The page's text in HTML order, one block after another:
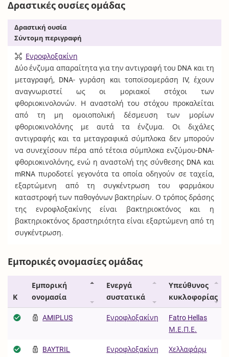
Δραστικές ουσίες ομάδας
Δραστική ουσία
Σύντομη περιγραφή
Ενροφλοξακίνη
Δύο ένζυμα απαραίτητα για την αντιγραφή του DNA και τη
μεταγραφή, DNA- γυράση και τοποϊσομεράση IV, έχουν
αναγνωριστεί ως οι μοριακοί στόχοι των
φθοριοκινολονών. Η αναστολή του στόχου προκαλείται
από τη μη ομοιοπολική δέσμευση των μορίων
φθοριοκινολόνης με αυτά τα ένζυμα. Οι διχάλες
αντιγραφής και τα μεταγραφικά σύμπλοκα δεν μπορούν
να συνεχίσουν πέρα από τέτοια σύμπλοκα ενζύμου-DNA-
φθοριοκινολόνης, ενώ η αναστολή της σύνθεσης DNA και
mRNA πυροδοτεί γεγονότα τα οποία οδηγούν σε ταχεία,
εξαρτώμενη από τη συγκέντρωση του φαρμάκου
καταστροφή των παθογόνων βακτηρίων. Ο τρόπος δράσης
της ενροφλοξακίνης είναι βακτηριοκτόνος και η
βακτηριοκτόνος δραστηριότητα είναι εξαρτώμενη από τη
συγκέντρωση.
Εμπορικές ονομασίες ομάδας
Κ
Εμπορική
ονομασία
Ενεργά
συστατικά
Υπεύθυνος
κυκλοφορίας
AMIPLUS Ενροφλοξακίνη
Fatro Hellas
Μ.Ε.Π.Ε.
BAYTRIL Ενροφλοξακίνη
Χελλαφάρμ